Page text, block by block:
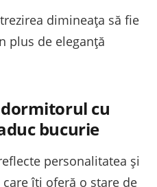
dimineața să fie
plus de eleganță
dormitorul cu
bucurie
personalitatea și
îți oferă o stare de